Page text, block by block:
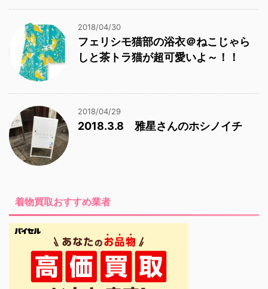
2018/04/30
フェリシモ猫部の浴衣＠ねこじゃら
しと茶トラ猫が超可愛いよ～！！
2018/04/29
2018.3.8 雅星さんのホシノイチ
着物買取おすすめ業者